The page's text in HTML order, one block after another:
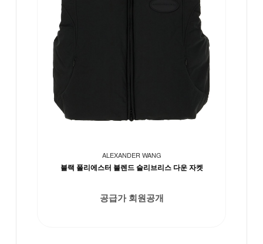
ALEXANDER WANG
블랙 폴리에스터 블렌드 슬리브리스 다운 자켓
공급가 회원공개